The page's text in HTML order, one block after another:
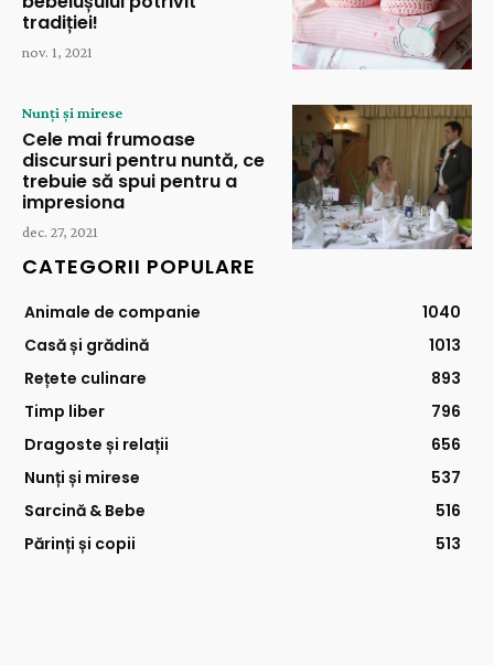
tradiției!
nov. 1, 2021
Nunți și mirese
Cele mai frumoase
discursuri pentru nuntă, ce
trebuie să spui pentru a
impresiona
dec. 27, 2021
CATEGORII POPULARE
Animale de companie
1040
Casă și grădină
1013
Rețete culinare
893
Timp liber
796
Dragoste și relații
656
Nunți și mirese
537
Sarcină & Bebe
516
Părinți și copii
513